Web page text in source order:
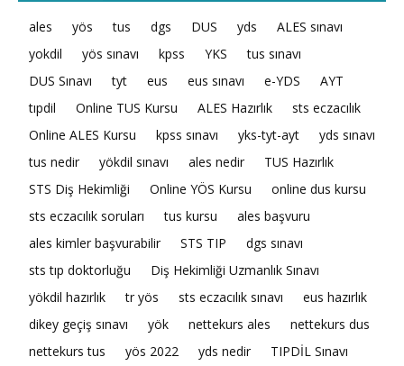
ales yös tus dgs DUS yds
ALES sınavı
yokdil
yös sınavı kpss YKS
tus sınavı
DUS Sınavı
tyt eus eus sınavı e-YDS
AYT
tıpdil
Online TUS Kursu ALES Hazırlık
sts eczacılık
Online ALES Kursu
kpss sınavı yks-tyt-ayt
yds sınavı
tus nedir
yökdil sınavı ales nedir
TUS Hazırlık
STS Diş Hekimliği
Online YÖS Kursu
online dus kursu
sts eczacılık soruları
tus kursu
ales başvuru
ales kimler başvurabilir
STS TIP
dgs sınavı
sts tıp doktorluğu
Diş Hekimliği Uzmanlık Sınavı
yökdil hazırlık
tr yös sts eczacılık sınavı
eus hazırlık
dikey geçiş sınavı
yök nettekurs ales
nettekurs dus
nettekurs tus
yös 2022 yds nedir
TIPDİL Sınavı